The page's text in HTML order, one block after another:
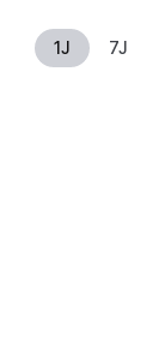
1J 7J